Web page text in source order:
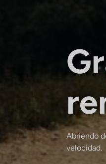
Abriendo
velocidad.